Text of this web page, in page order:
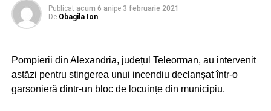
Publicat acum 6 anipe 3 februarie 2021
De Obagila Ion
Pompierii din Alexandria, județul Teleorman, au intervenit
astăzi pentru stingerea unui incendiu declanșat într-o
garsonieră dintr-un bloc de locuințe din municipiu.